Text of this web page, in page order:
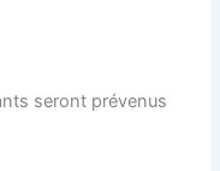
seront prévenus